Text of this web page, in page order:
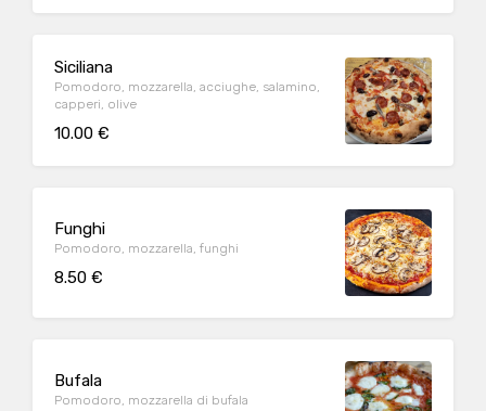
Siciliana
Pomodoro, mozzarella, acciughe, salamino,
capperi, olive
10.00 €
Funghi
Pomodoro, mozzarella, funghi
8.50 €
Bufala
Pomodoro, mozzarella di bufala